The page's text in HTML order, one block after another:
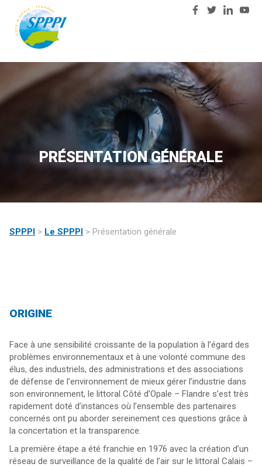
Nous
PRÉSENTATION GÉNÉRALE
SPPPI > Le SPPPI > Présentation générale
ORIGINE
Face à une sensibilité croissante de la population à l’égard des
problèmes environnementaux et à une volonté commune des
élus, des industriels, des administrations et des associations
de défense de l’environnement de mieux gérer l’industrie dans
son environnement, le littoral Côté d’Opale – Flandre s’est très
rapidement doté d’instances où l’ensemble des partenaires
concernés ont pu aborder sereinement ces questions grâce à
la concertation et la transparence.
La première étape a été franchie en 1976 avec la création d’un
réseau de surveillance de la qualité de l’air sur le littoral Calais –